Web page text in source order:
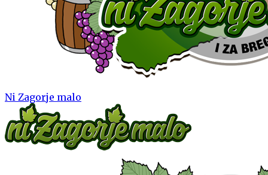
Ni Zagorje malo